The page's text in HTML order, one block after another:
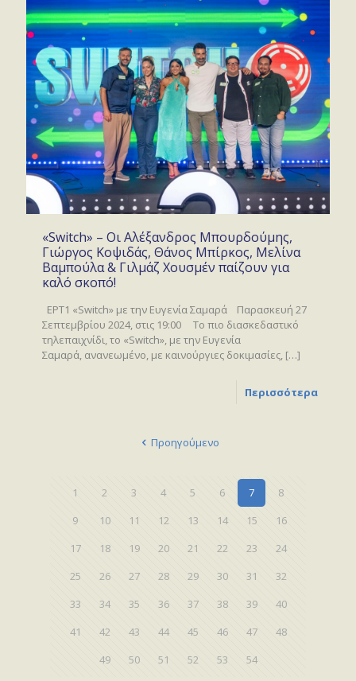
«Switch» – Οι Αλέξανδρος Μπουρδούμης,
Γιώργος Κοψιδάς, Θάνος Μπίρκος, Μελίνα
Βαμπούλα & Γιλμάζ Χουσμέν παίζουν για
καλό σκοπό!
ΕΡΤ1 «Switch» με την Ευγενία Σαμαρά Παρασκευή 27
Σεπτεμβρίου 2024, στις 19:00 Το πιο διασκεδαστικό
τηλεπαιχνίδι, το «Switch», με την Ευγενία
Σαμαρά, ανανεωμένο, με καινούργιες δοκιμασίες, […]
Περισσότερα
Προηγούμενο
1 2 3 4 5 6 7
8
9
10 11 12 13 14 15
16
17
18 19 20 21 22 23
24
25
26 27 28 29 30 31
32
33
34 35 36 37 38 39
40
41
42 43 44 45 46 47
48
49
50 51 52 53 54